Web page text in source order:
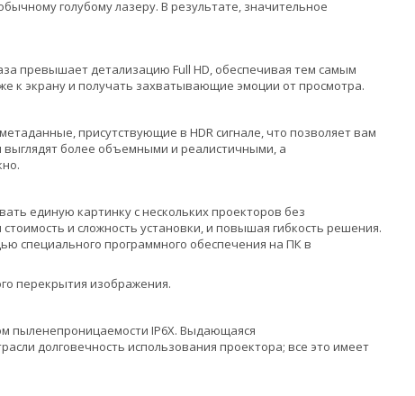
голубому лазеру. В результате, значительное
превышает детализацию Full HD, обеспечивая тем самым
к экрану и получать захватывающие эмоции от просмотра.
присутствующие в HDR сигнале, что позволяет вам
выглядят более объемными и реалистичными, а
единую картинку с нескольких проекторов без
и сложность установки, и повышая гибкость решения.
специального программного обеспечения на ПК в
перекрытия изображения.
пыленепроницаемости IP6X. Выдающаяся
долговечность использования проектора; все это имеет